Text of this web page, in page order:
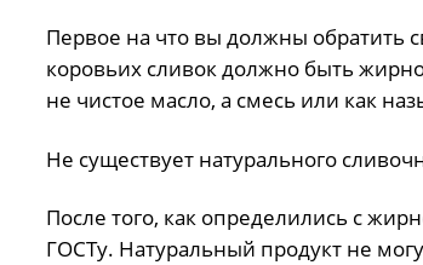
Первое на что вы должны обратить
коровьих сливок должно быть
не чистое масло, а смесь или как
Не существует натурального
После того, как определились с
ГОСТу. Натуральный продукт не